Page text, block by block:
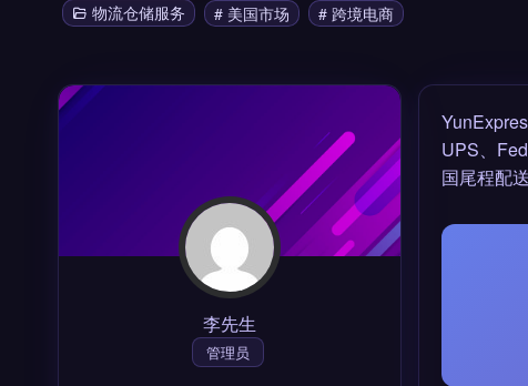
物流仓储服务 # 美国市场 # 跨境电商
UPS、
国尾程配
李先生
管理员